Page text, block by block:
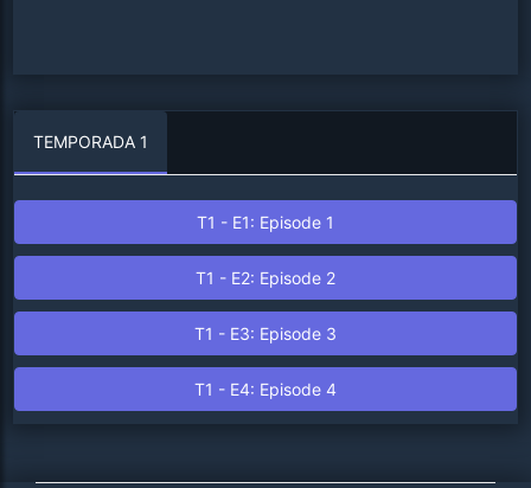
TEMPORADA 1
T1 - E1: Episode 1
T1 - E2: Episode 2
T1 - E3: Episode 3
T1 - E4: Episode 4